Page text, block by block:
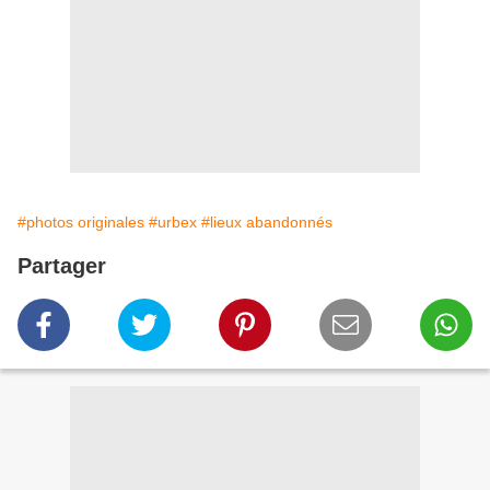
#photos originales #urbex #lieux abandonnés
Partager